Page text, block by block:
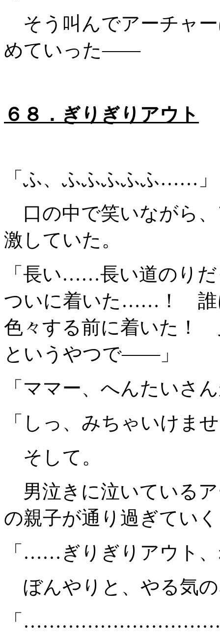
そう叫んでアーチャ
めていった――
６８．ぎりぎりアウト
「ふ、ふふふふふ……」
口の中で笑いながら
激していた。
「長い……長い道のり
ついに着いた……！ 誰
色々する前に着いた！
というやつで――」
「ママー、へんたいさ
「しっ、みちゃいけま
そして。
男泣きに泣いている
の親子が通り過ぎてい
「……ぎりぎりアウト
ぼんやりと、やる気
「